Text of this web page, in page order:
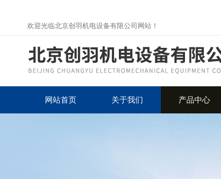
欢迎光临北京创羽机电设备有限公司网站！
网站首页 关于我们 产品中心